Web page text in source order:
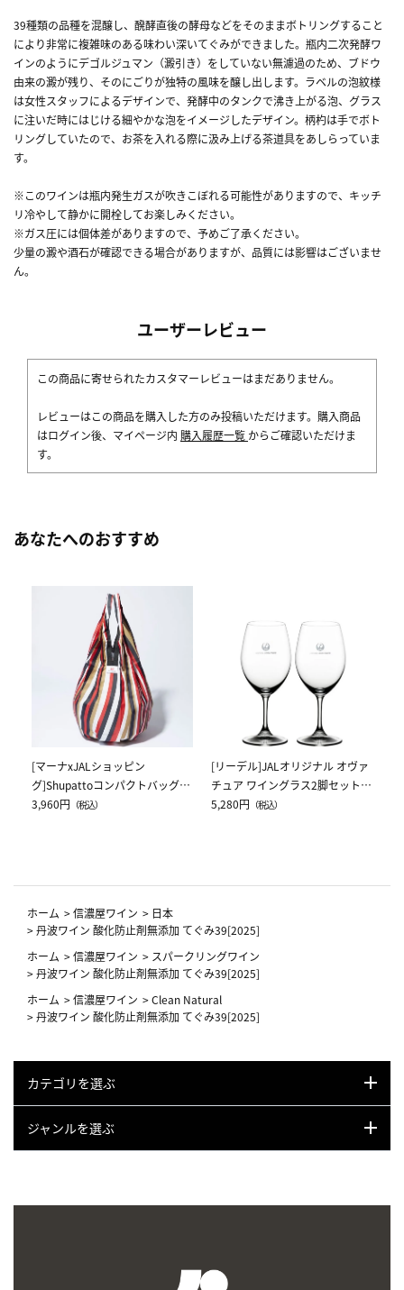
39種類の品種を混醸し、醗酵直後の酵母などをそのままボトリングすること
により非常に複雑味のある味わい深いてぐみができました。瓶内二次発酵ワ
インのようにデゴルジュマン（澱引き）をしていない無濾過のため、ブドウ
由来の澱が残り、そのにごりが独特の風味を醸し出します。ラベルの泡紋様
は女性スタッフによるデザインで、発酵中のタンクで沸き上がる泡、グラス
に注いだ時にはじける細やかな泡をイメージしたデザイン。柄杓は手でボト
リングしていたので、お茶を入れる際に汲み上げる茶道具をあしらっていま
す。
※このワインは瓶内発生ガスが吹きこぼれる可能性がありますので、キッチ
リ冷やして静かに開栓してお楽しみください。
※ガス圧には個体差がありますので、予めご了承ください。
少量の澱や酒石が確認できる場合がありますが、品質には影響はございませ
ん。
ユーザーレビュー
この商品に寄せられたカスタマーレビューはまだありません。
レビューはこの商品を購入した方のみ投稿いただけます。購入商品
はログイン後、マイページ内 購入履歴一覧 からご確認いただけま
す。
あなたへのおすすめ
[マーナxJALショッピン
グ]Shupattoコンパクトバッグ
Drop JAL客室乗務員（LC）スカ
3,960円 （税込）
[リーデル]JALオリジナル オヴァ
チュア ワイングラス2脚セット
（レッドワイン）
5,280円 （税込）
ホーム >信濃屋ワイン > 日本
>丹波ワイン 酸化防止剤無添加 てぐみ39[2025]
ホーム >信濃屋ワイン > スパークリングワイン
>丹波ワイン 酸化防止剤無添加 てぐみ39[2025]
ホーム >信濃屋ワイン >Clean Natural
>丹波ワイン 酸化防止剤無添加 てぐみ39[2025]
カテゴリを選ぶ
ジャンルを選ぶ